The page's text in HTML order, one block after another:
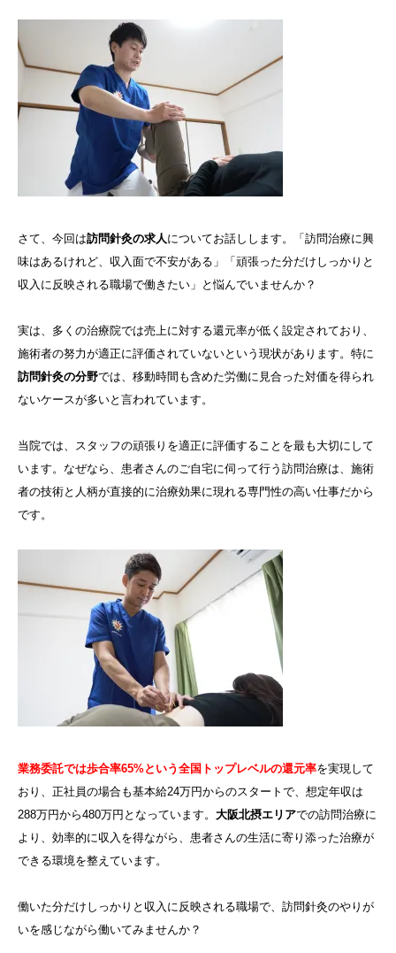
さて、今回は訪問針灸の求人 についてお話しします。「訪問治療に興
味はあるけれど、収入面で不安がある」「頑張った分だけしっかりと
収入に反映される職場で働きたい」と悩んでいませんか？
実は、多くの治療院では売上に対する還元率が低く設定されており、
施術者の努力が適正に評価されていないという現状があります。特に
訪問針灸の分野では、移動時間も含めた労働に見合った対価を得られ
ないケースが多いと言われています。
当院では、スタッフの頑張りを適正に評価することを最も大切にして
います。なぜなら、患者さんのご自宅に伺って行う訪問治療は、施術
者の技術と人柄が直接的に治療効果に現れる専門性の高い仕事だから
です。
業務委託では歩合率65%という全国トップレベルの還元率を実現して
おり、正社員の場合も基本給24万円からのスタートで、想定年収は
288万円から480万円となっています。 大阪北摂エリアでの訪問治療に
より、効率的に収入を得ながら、患者さんの生活に寄り添った治療が
できる環境を整えています。
働いた分だけしっかりと収入に反映される職場で、訪問針灸のやりが
いを感じながら働いてみませんか？